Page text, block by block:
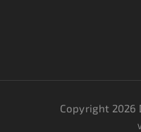
Copyright 2026